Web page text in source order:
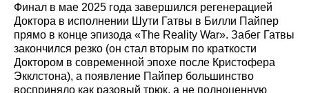
Финал в мае 2025 года завершился регенерацией
Доктора в исполнении Шути Гатвы в Билли Пайпер
прямо в конце эпизода «The Reality War». Забег Гатвы
закончился резко (он стал вторым по краткости
Доктором в современной эпохе после Кристофера
Экклстона), а появление Пайпер большинство
восприняло как разовый трюк, а не полноценную